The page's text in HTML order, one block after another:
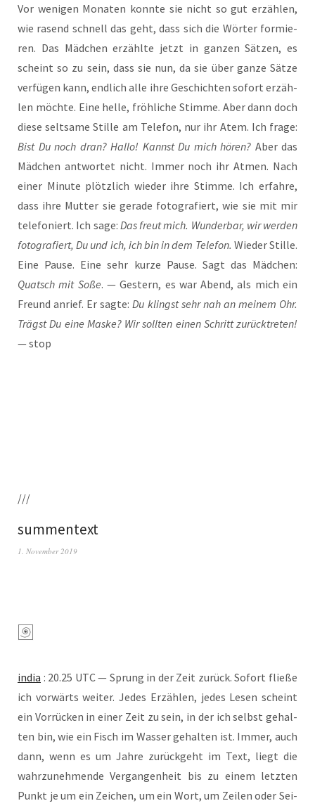
Vor weni­gen Mona­ten konn­te sie nicht so gut erzäh­len,
wie rasend schnell das geht, dass sich die Wör­ter for­mie­
ren. Das Mäd­chen erzähl­te jetzt in gan­zen Sät­zen, es
scheint so zu sein, dass sie nun, da sie über gan­ze Sät­ze
ver­fü­gen kann, end­lich alle ihre Geschich­ten sofort erzäh­
len möch­te. Eine hel­le, fröh­li­che Stim­me. Aber dann doch
die­se selt­sa­me Stil­le am Tele­fon, nur ihr Atem. Ich fra­ge:
Bist Du noch dran? Hal­lo! Kannst Du mich hören? Aber das
Mäd­chen ant­wor­tet nicht. Immer noch ihr Atmen. Nach
einer Minu­te plötz­lich wie­der ihre Stim­me. Ich erfah­re,
dass ihre Mut­ter sie gera­de foto­gra­fiert, wie sie mit mir
tele­fo­niert. Ich sage: Das freut mich. Wun­der­bar, wir wer­den
foto­gra­fiert, Du und ich, ich bin in dem Tele­fon. Wie­der Stil­le.
Eine Pau­se. Eine sehr kur­ze Pau­se. Sagt das Mäd­chen:
Quatsch mit Soße. — Ges­tern, es war Abend, als mich ein
Freund anrief. Er sag­te:Du klingst sehr nah an mei­nem Ohr.
Trägst Du eine Mas­ke? Wir soll­ten einen Schritt zurück­tre­ten!
— stop
///
summentext
1. November 2019
india : 20.25 UTC — Sprung in der Zeit zurück. Sofort flie­ße
ich vor­wärts wei­ter. Jedes Erzäh­len, jedes Lesen scheint
ein Vor­rü­cken in einer Zeit zu sein, in der ich selbst gehal­
ten bin, wie ein Fisch im Was­ser gehal­ten ist. Immer, auch
dann, wenn es um Jah­re zurück­geht im Text, liegt die
wahr­zu­neh­men­de Ver­gan­gen­heit bis zu einem letz­ten
Punkt je um ein Zei­chen, um ein Wort, um Zei­len oder Sei­